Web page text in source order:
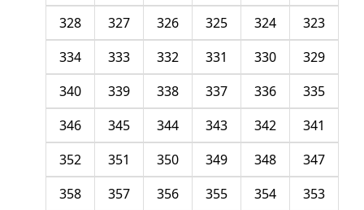
323
324
325
326
327
328
329
330
331
332
333
334
335
336
337
338
339
340
341
342
343
344
345
346
347
348
349
350
351
352
353
354
355
356
357
358